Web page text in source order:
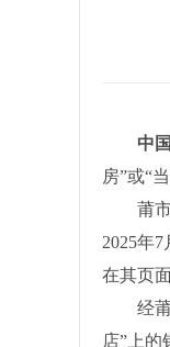
中
房”或“
莆市监
2025年
在其页
经莆田
店”上的